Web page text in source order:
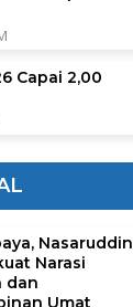
Capai 2,00
Nasaruddin
Narasi
dan
Umat